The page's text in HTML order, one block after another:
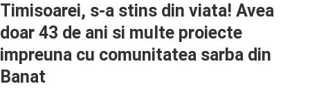
Timisoarei, s-a stins din viata! Avea
doar 43 de ani si multe proiecte
impreuna cu comunitatea sarba din
Banat